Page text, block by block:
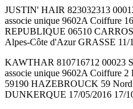
JUSTIN' HAIR 823032313
associe unique 9602A Coiffure
REPUBLIQUE 06510
Alpes-Côte d'Azur GRASSE 11/
KAWTHAR 810716712 00023
associe unique 9602A Coiffure
59190 HAZEBROUCK 59 Nord
DUNKERQUE 17/05/2016 17/